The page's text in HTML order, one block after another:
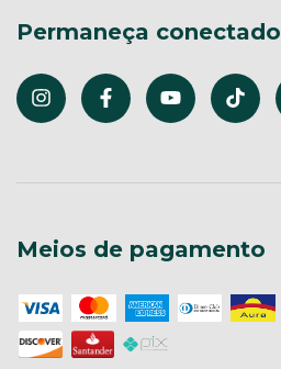
Permaneça conectado
Meios de pagamento